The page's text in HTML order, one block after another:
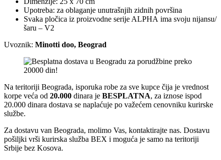
Upotreba: za oblaganje unutrašnjih zidnih površina
Svaka pločica iz proizvodne serije ALPHA ima svoju nijansu/
šaru – V2
Uvoznik: Minotti doo, Beograd
Na teritoriji Beograda, isporuka robe za sve kupce čija je vrednost
korpe veća od 20.000 dinara je BESPLATNA, za iznose ispod
20.000 dinara dostava se naplaćuje po važećem cenovniku kurirske
službe.
Za dostavu van Beograda, molimo Vas, kontaktirajte nas. Dostavu
pošiljki vrši kurirska služba BEX i moguća je samo na teritoriji
Srbije bez Kosova.